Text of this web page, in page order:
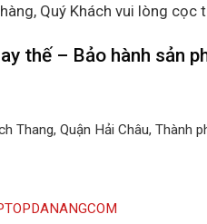
Quý Khách vui lòng
thế – Bảo hành sản
Thang, Quận Hải Châu, Thành